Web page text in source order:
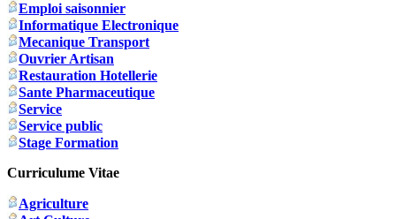
Emploi saisonnier
Informatique Electronique
Mecanique Transport
Ouvrier Artisan
Restauration Hotellerie
Sante Pharmaceutique
Service
Service public
Stage Formation
Curriculume Vitae
Agriculture